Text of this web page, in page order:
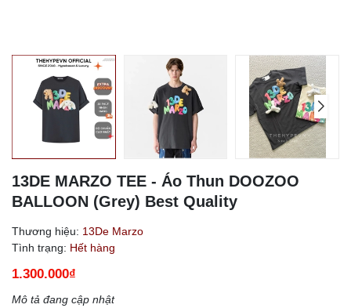
13DE MARZO TEE - Áo Thun DOOZOO
BALLOON (Grey) Best Quality
Thương hiệu: 13De Marzo
Tình trạng: Hết hàng
1.300.000₫
Mô tả đang cập nhật